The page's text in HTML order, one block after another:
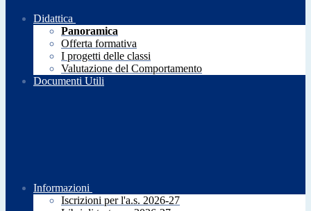
Didattica
Panoramica
Offerta formativa
I progetti delle classi
Valutazione del Comportamento
Documenti Utili
Informazioni
Iscrizioni per l'a.s. 2026-27